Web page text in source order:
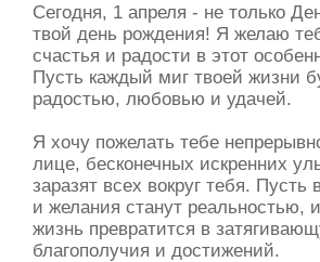
Сегодня, 1 апреля - не только
твой день рождения! Я желаю
счастья и радости в этот
Пусть каждый миг твоей жизни
радостью, любовью и удачей.
Я хочу пожелать тебе
лице, бесконечных искренних
заразят всех вокруг тебя. Пусть
и желания станут реальностью,
жизнь превратится в
благополучия и достижений.